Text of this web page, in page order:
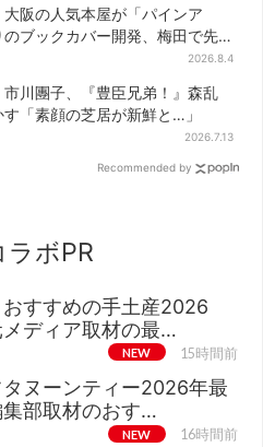
大阪の人気本屋が「パインア
のブックカバー開発、梅田で先
2026.8.4
川團子、『豊臣兄弟！』森乱
「素顔の芝居が新鮮と…」
2026.7.13
Recommended by
ラボPR
おすすめの手土産2026
ディア取材の最…
NEW 15時間前
ヌーンティー2026年最
集部取材のおす…
NEW 16時間前